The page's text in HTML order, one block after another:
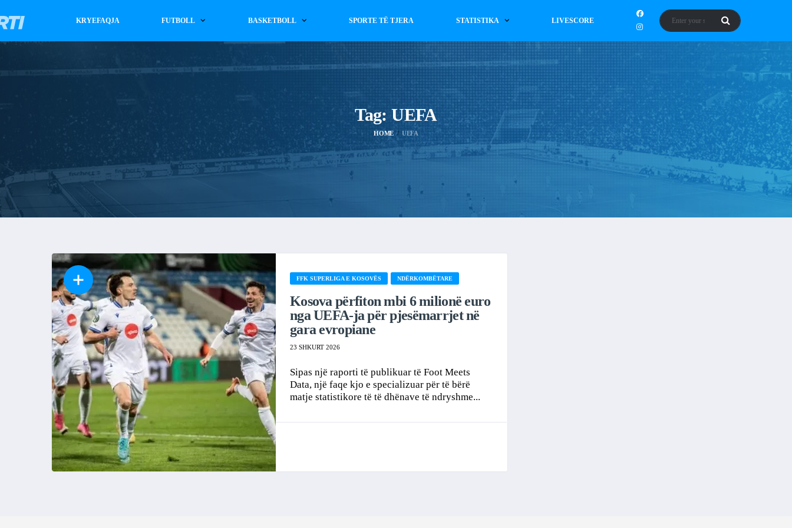
KRYEFAQJA FUTBOLL BASKETBOLL SPORTE TË TJERA STATISTIKA LIVESCORE
Tag:UEFA
HOME UEFA
FFK SUPERLIGA E KOSOVËS NDËRKOMBËTARE
Kosova përfiton mbi 6 milionë euro
nga UEFA-ja për pjesëmarrjet në
gara evropiane
23 SHKURT 2026
Sipas një raporti të publikuar të Foot Meets
Data, një faqe kjo e specializuar për të bërë
matje statistikore të të dhënave të ndryshme...